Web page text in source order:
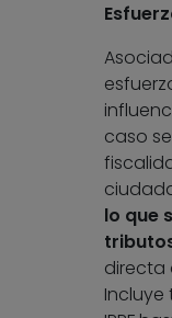
caso
lo que
directa